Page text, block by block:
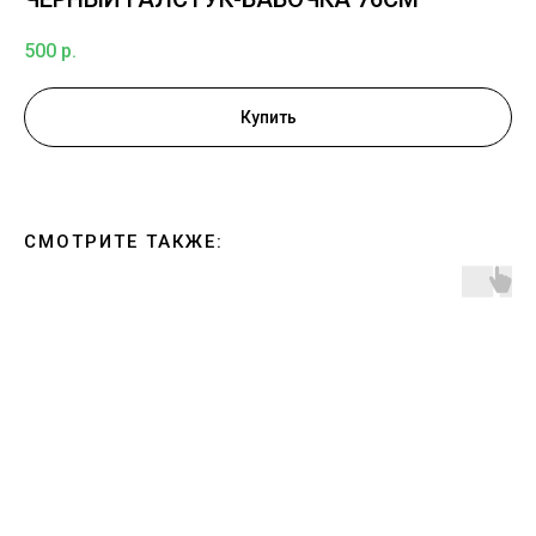
500 р.
Купить
СМОТРИТЕ ТАКЖЕ: